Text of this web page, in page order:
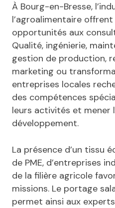
À Bourg-en-Bresse,
l’agroalimentaire
opportunités aux
Qualité, ingénierie,
gestion de production,
marketing ou
entreprises locales
des compétences
leurs activités et mener
développement.
La présence d’un tissu
de PME, d’entreprises
de la filière agricole
missions. Le portage
permet ainsi aux